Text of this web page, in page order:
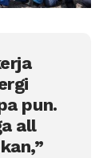
pun.
all